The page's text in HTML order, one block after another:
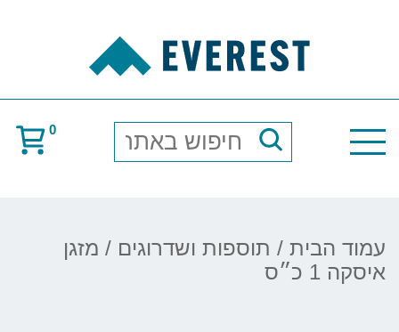
חיפוש
0
עמוד הבית / תוספות ושדרוגים / מזגן
איסקה 1 כ״ס